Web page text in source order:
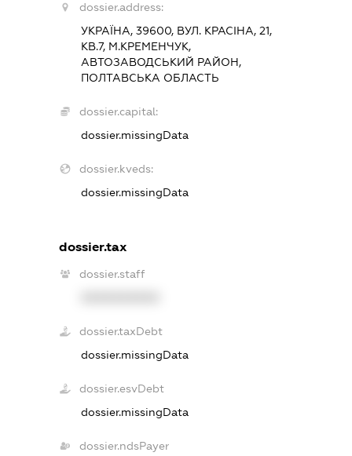
dossier.address:
УКРАЇНА, 39600, ВУЛ. КРАСІНА, 21,
КВ.7, М.КРЕМЕНЧУК,
АВТОЗАВОДСЬКИЙ РАЙОН,
ПОЛТАВСЬКА ОБЛАСТЬ
dossier.capital:
dossier.missingData
dossier.kveds:
dossier.missingData
dossier.tax
dossier.staff
dossier.taxDebt
dossier.missingData
dossier.esvDebt
dossier.missingData
dossier.ndsPayer